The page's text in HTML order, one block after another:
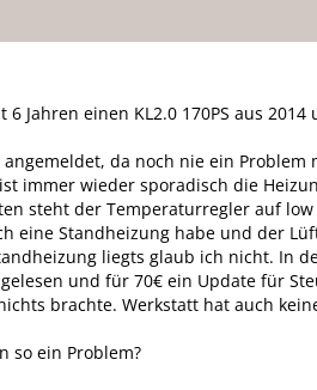
6 Jahren einen KL2.0 170PS aus
da noch nie ein Problem
immer wieder sporadisch die
steht der Temperaturregler auf low
eine Standheizung habe und der
liegts glaub ich nicht. In
und für 70€ ein Update für
brachte. Werkstatt hat auch
so ein Problem?